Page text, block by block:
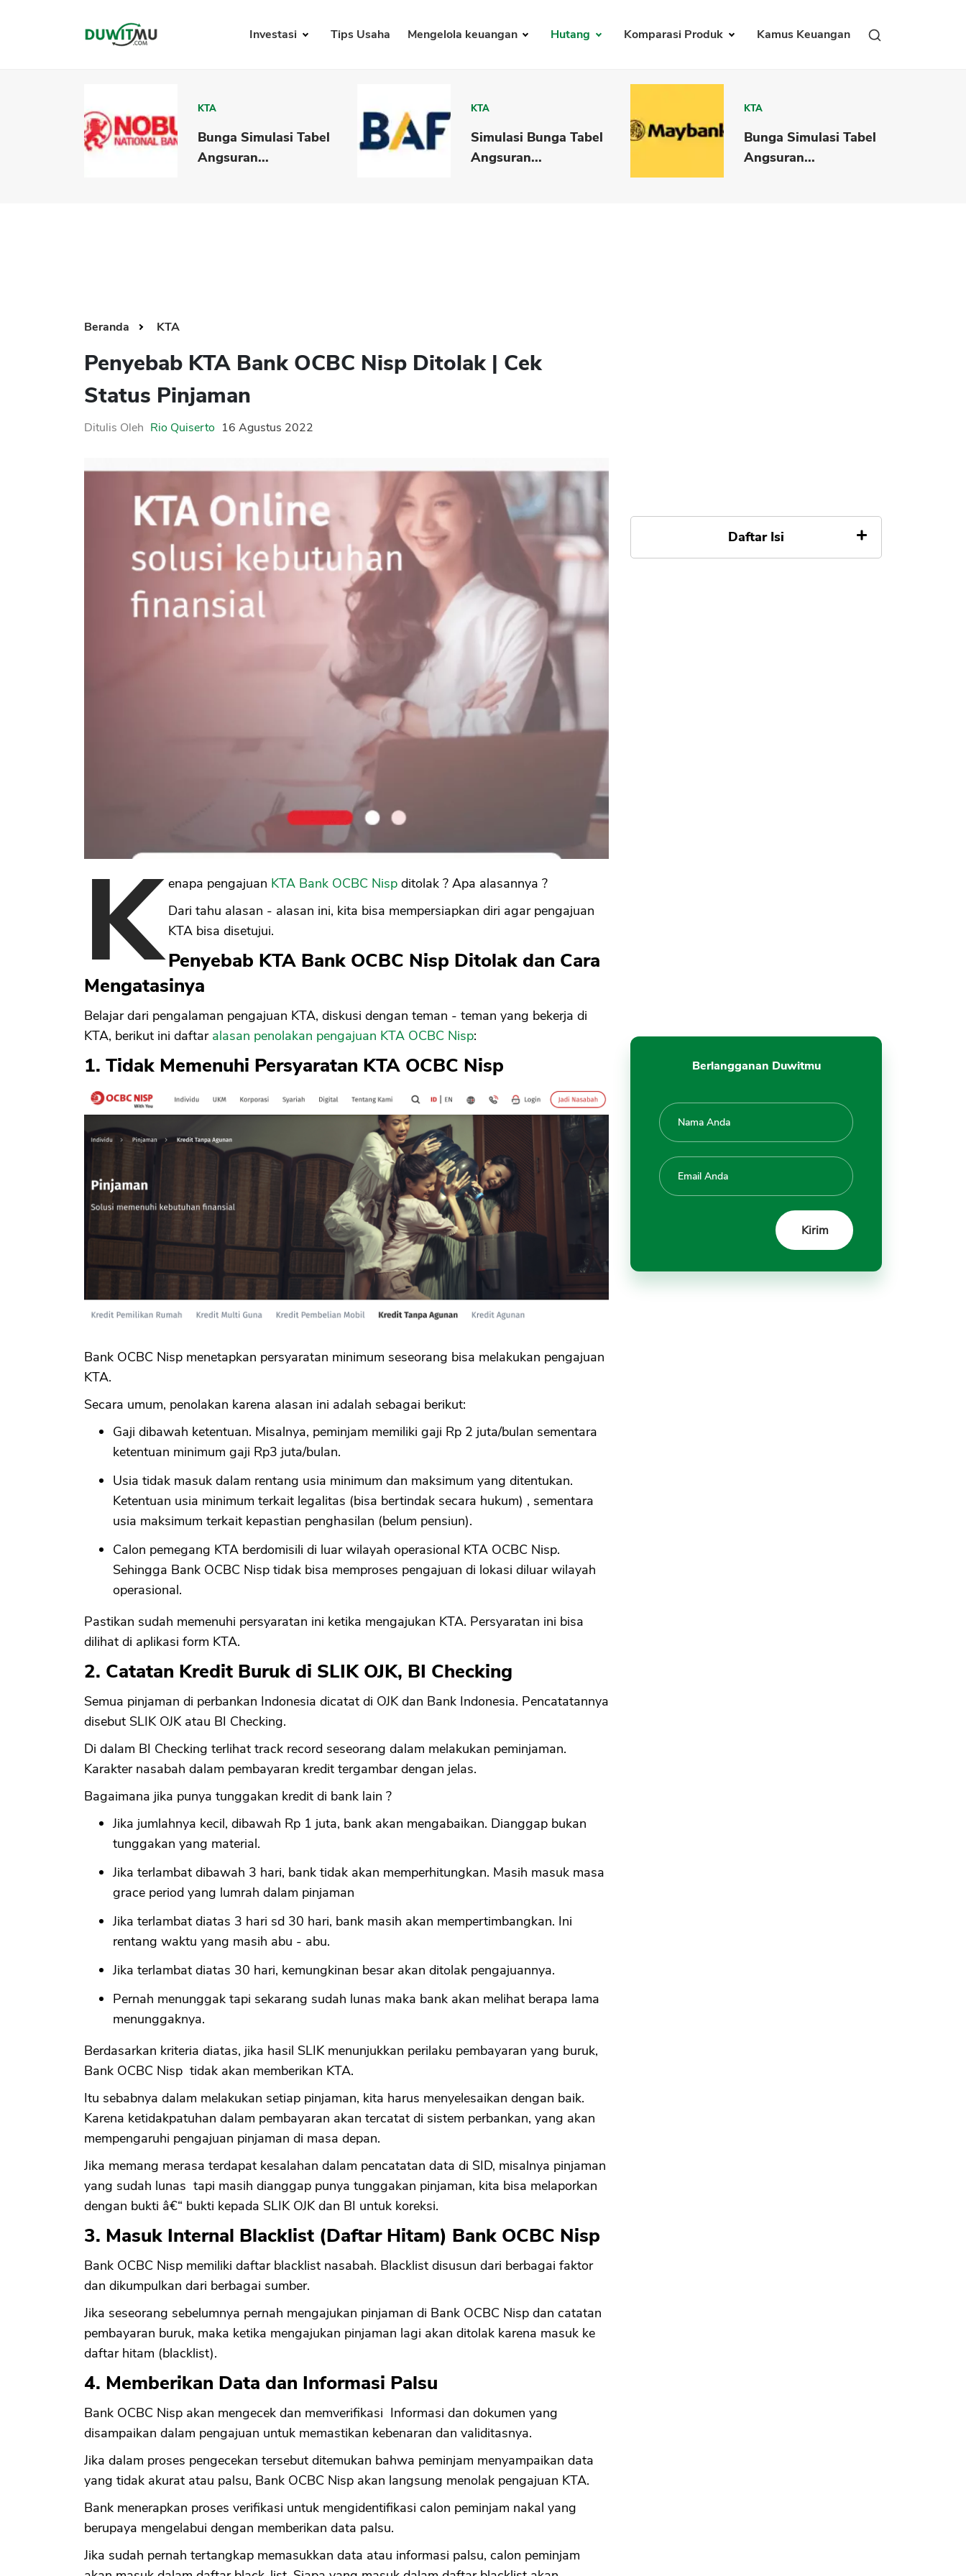
Investasi Tips Usaha Mengelola keuangan Hutang Komparasi Produk Kamus Keuangan
KTA
Bunga Simulasi Tabel
Angsuran...
KTA
Simulasi Bunga Tabel
Angsuran...
KTA
Bunga Simulasi Tabel
Angsuran...
Beranda KTA
Penyebab KTA Bank OCBC Nisp Ditolak | Cek
Status Pinjaman
Ditulis Oleh Rio Quiserto 16 Agustus 2022
K enapa pengajuan KTA Bank OCBC Nisp ditolak ? Apa alasannya ?
Dari tahu alasan - alasan ini, kita bisa mempersiapkan diri agar pengajuan
KTA bisa disetujui.
Penyebab KTA Bank OCBC Nisp Ditolak dan Cara
Mengatasinya
Belajar dari pengalaman pengajuan KTA, diskusi dengan teman - teman yang bekerja di
KTA, berikut ini daftar alasan penolakan pengajuan KTA OCBC Nisp:
1. Tidak Memenuhi Persyaratan KTA OCBC Nisp
Bank OCBC Nisp menetapkan persyaratan minimum seseorang bisa melakukan pengajuan
KTA.
Secara umum, penolakan karena alasan ini adalah sebagai berikut:
Gaji dibawah ketentuan. Misalnya, peminjam memiliki gaji Rp 2 juta/bulan sementara
ketentuan minimum gaji Rp3 juta/bulan.
Usia tidak masuk dalam rentang usia minimum dan maksimum yang ditentukan.
Ketentuan usia minimum terkait legalitas (bisa bertindak secara hukum) , sementara
usia maksimum terkait kepastian penghasilan (belum pensiun).
Calon pemegang KTA berdomisili di luar wilayah operasional KTA OCBC Nisp.
Sehingga Bank OCBC Nisp tidak bisa memproses pengajuan di lokasi diluar wilayah
operasional.
Pastikan sudah memenuhi persyaratan ini ketika mengajukan KTA. Persyaratan ini bisa
dilihat di aplikasi form KTA.
2. Catatan Kredit Buruk di SLIK OJK, BI Checking
Semua pinjaman di perbankan Indonesia dicatat di OJK dan Bank Indonesia. Pencatatannya
disebut SLIK OJK atau BI Checking.
Di dalam BI Checking terlihat track record seseorang dalam melakukan peminjaman.
Karakter nasabah dalam pembayaran kredit tergambar dengan jelas.
Bagaimana jika punya tunggakan kredit di bank lain ?
Jika jumlahnya kecil, dibawah Rp 1 juta, bank akan mengabaikan. Dianggap bukan
tunggakan yang material.
Jika terlambat dibawah 3 hari, bank tidak akan memperhitungkan. Masih masuk masa
grace period yang lumrah dalam pinjaman
Jika terlambat diatas 3 hari sd 30 hari, bank masih akan mempertimbangkan. Ini
rentang waktu yang masih abu - abu.
Jika terlambat diatas 30 hari, kemungkinan besar akan ditolak pengajuannya.
Pernah menunggak tapi sekarang sudah lunas maka bank akan melihat berapa lama
menunggaknya.
Berdasarkan kriteria diatas, jika hasil SLIK menunjukkan perilaku pembayaran yang buruk,
Bank OCBC Nisp tidak akan memberikan KTA.
Itu sebabnya dalam melakukan setiap pinjaman, kita harus menyelesaikan dengan baik.
Karena ketidakpatuhan dalam pembayaran akan tercatat di sistem perbankan, yang akan
mempengaruhi pengajuan pinjaman di masa depan.
Jika memang merasa terdapat kesalahan dalam pencatatan data di SID, misalnya pinjaman
yang sudah lunas tapi masih dianggap punya tunggakan pinjaman, kita bisa melaporkan
dengan bukti â€“ bukti kepada SLIK OJK dan BI untuk koreksi.
3. Masuk Internal Blacklist (Daftar Hitam) Bank OCBC Nisp
Bank OCBC Nisp memiliki daftar blacklist nasabah. Blacklist disusun dari berbagai faktor
dan dikumpulkan dari berbagai sumber.
Jika seseorang sebelumnya pernah mengajukan pinjaman di Bank OCBC Nisp dan catatan
pembayaran buruk, maka ketika mengajukan pinjaman lagi akan ditolak karena masuk ke
daftar hitam (blacklist).
4. Memberikan Data dan Informasi Palsu
Bank OCBC Nisp akan mengecek dan memverifikasi Informasi dan dokumen yang
disampaikan dalam pengajuan untuk memastikan kebenaran dan validitasnya.
Jika dalam proses pengecekan tersebut ditemukan bahwa peminjam menyampaikan data
yang tidak akurat atau palsu, Bank OCBC Nisp akan langsung menolak pengajuan KTA.
Bank menerapkan proses verifikasi untuk mengidentifikasi calon peminjam nakal yang
berupaya mengelabui dengan memberikan data palsu.
Jika sudah pernah tertangkap memasukkan data atau informasi palsu, calon peminjam
Daftar Isi
11. Keluarga Dekat Tidak Bisa
12. Dokumen Pendukung Tidak
13. Usaha Tidak Bisa Diverifikasi
14. Tempat Bekerja Tidak Bisa
Diverifikasi
15. Hasil Credit Score Rendah
16. Pernah Ditolak Sebelumnya
Berlangganan Duwitmu